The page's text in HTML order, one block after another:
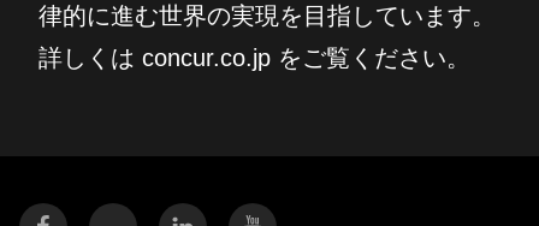
律的に進む世界の実現を目指しています。
詳しくは concur.co.jp をご覧ください。